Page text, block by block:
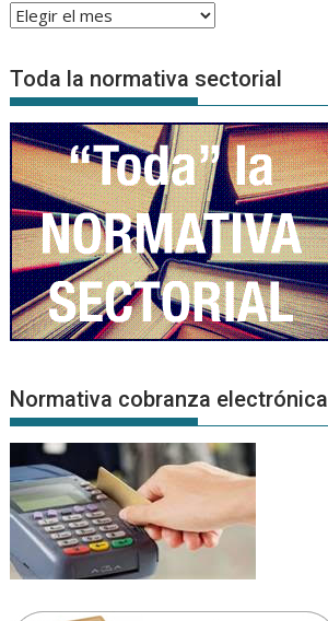
Archivo
Noticias
Toda la normativa sectorial
Normativa cobranza electrónica